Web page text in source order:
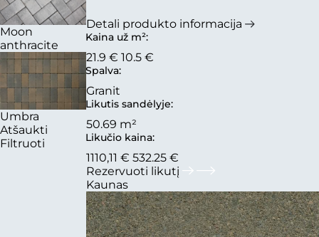
Moon
anthracite
Umbra
Atšaukti
Filtruoti
Detali produkto informacija
Kaina už m²:
21.9 € 10.5 €
Spalva:
Granit
Likutis sandėlyje:
50.69 m²
Likučio kaina:
1110,11 € 532.25 €
Rezervuoti likutį
Kaunas